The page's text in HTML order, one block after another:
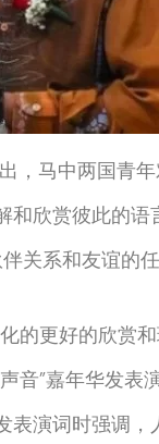
，马中两国青
欣赏彼此的语
关系和友谊的
的更好的欣赏
”嘉年华发表
演词时强调，